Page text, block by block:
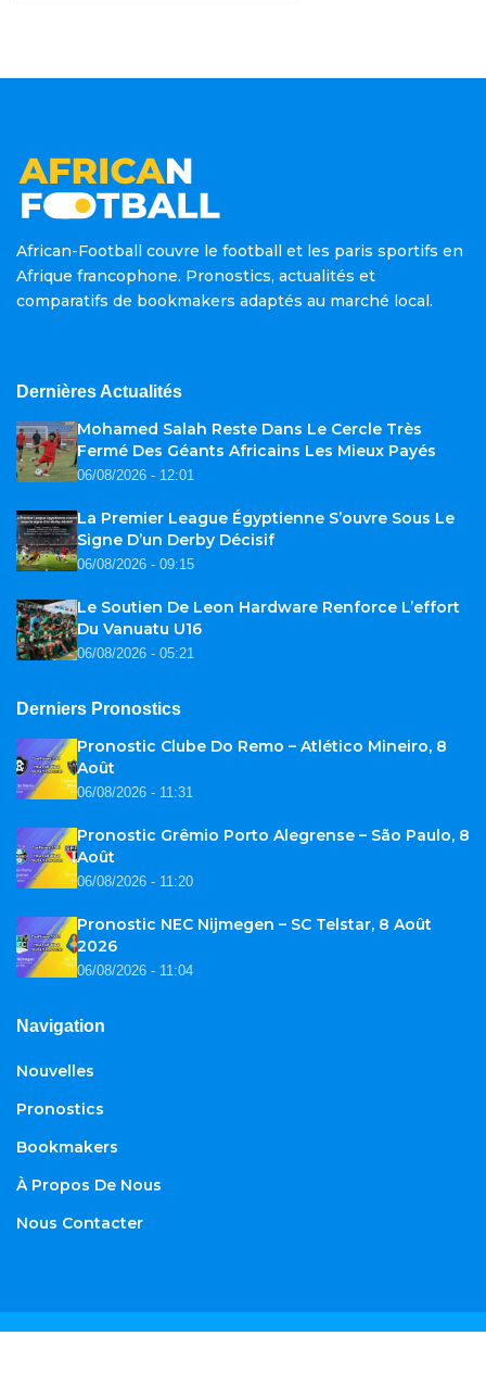
African-Football couvre le football et les paris sportifs en
Afrique francophone. Pronostics, actualités et
comparatifs de bookmakers adaptés au marché local.
Dernières Actualités
Mohamed Salah Reste Dans Le Cercle Très
Fermé Des Géants Africains Les Mieux Payés
06/08/2026 - 12:01
La Premier League Égyptienne S’ouvre Sous Le
Signe D’un Derby Décisif
06/08/2026 - 09:15
Le Soutien De Leon Hardware Renforce L’effort
Du Vanuatu U16
06/08/2026 - 05:21
Derniers Pronostics
Pronostic Clube Do Remo – Atlético Mineiro, 8
Août
06/08/2026 - 11:31
Pronostic Grêmio Porto Alegrense – São Paulo, 8
Août
06/08/2026 - 11:20
Pronostic NEC Nijmegen – SC Telstar, 8 Août
2026
06/08/2026 - 11:04
Navigation
Nouvelles
Pronostics
Bookmakers
À Propos De Nous
Nous Contacter